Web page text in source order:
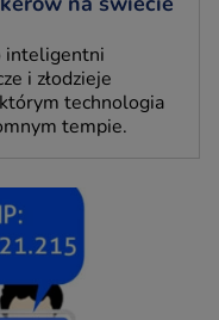
inteligentni
i złodzieje
technologia
tempie.